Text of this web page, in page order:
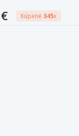
Kúpené 345x